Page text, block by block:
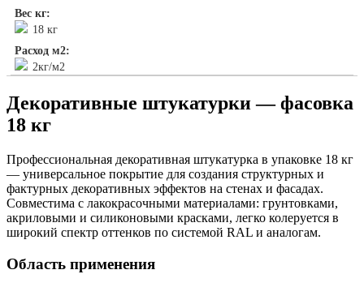
Вес кг:
18 кг
Расход м2:
2кг/м2
Декоративные штукатурки — фасовка
18 кг
Профессиональная декоративная штукатурка в упаковке 18 кг
— универсальное покрытие для создания структурных и
фактурных декоративных эффектов на стенах и фасадах.
Совместима с лакокрасочными материалами: грунтовками,
акриловыми и силиконовыми красками, легко колеруется в
широкий спектр оттенков по системой RAL и аналогам.
Область применения